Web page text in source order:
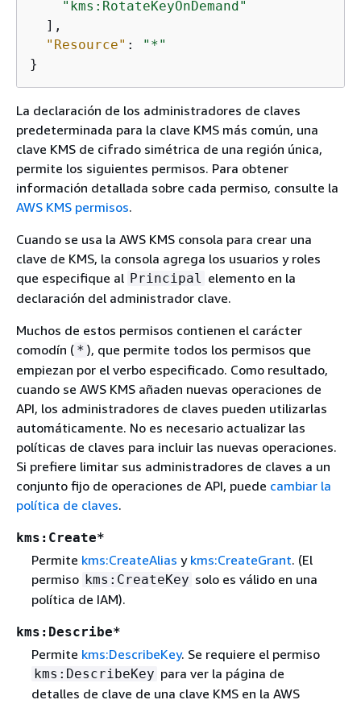
"kms:RotateKeyOnDemand"
  ],
"Resource" :
"*"
}
La declaración de los administradores de claves
predeterminada para la clave KMS más común, una
clave KMS de cifrado simétrica de una región única,
permite los siguientes permisos. Para obtener
información detallada sobre cada permiso, consulte la
AWS KMS permisos.
Cuando se usa la AWS KMS consola para crear una
clave de KMS, la consola agrega los usuarios y roles
que especifique al Principal
elemento en la
declaración del administrador clave.
Muchos de estos permisos contienen el carácter
comodín ( * ), que permite todos los permisos que
empiezan por el verbo especificado. Como resultado,
cuando se AWS KMS añaden nuevas operaciones de
API, los administradores de claves pueden utilizarlas
automáticamente. No es necesario actualizar las
políticas de claves para incluir las nuevas operaciones.
Si prefiere limitar sus administradores de claves a un
conjunto fijo de operaciones de API, puede cambiar la
política de claves.
kms:Create*
Permite kms:CreateAlias y kms:CreateGrant. (El
permiso kms:CreateKey solo es válido en una
política de IAM).
kms:Describe*
Permite kms:DescribeKey. Se requiere el permiso
kms:DescribeKey para ver la página de
detalles de clave de una clave KMS en la AWS